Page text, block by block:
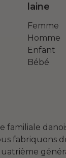
laine
Femme
Homme
Enfant
Bébé
familiale
fabriquons